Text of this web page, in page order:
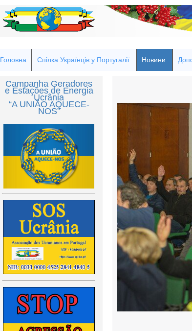
Головна Спілка Українців у Португалії Новини
Campanha Geradores
e Estações de Energia
Ucrânia
“A UNIÃO AQUECE-
NOS”